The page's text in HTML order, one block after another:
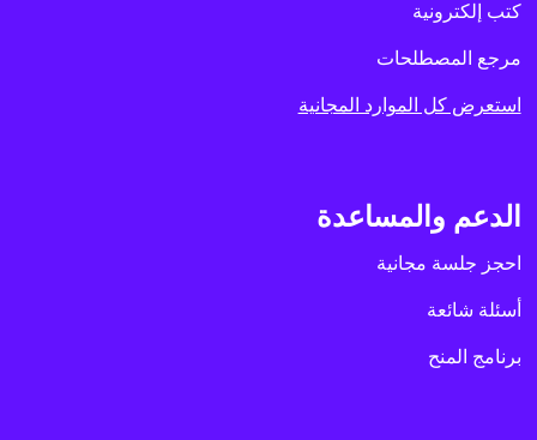
كتب إلكترونية
مرجع المصطلحات
استعرض كل الموارد المجانية
الدعم والمساعدة
احجز جلسة مجانية
أسئلة شائعة
برنامج المنح